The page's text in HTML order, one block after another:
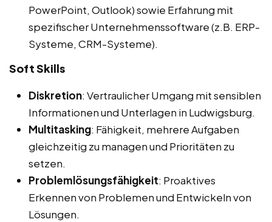
PowerPoint, Outlook) sowie Erfahrung mit
spezifischer Unternehmenssoftware (z.B. ERP-
Systeme, CRM-Systeme).
Soft Skills
Diskretion: Vertraulicher Umgang mit sensiblen
Informationen und Unterlagen in Ludwigsburg.
Multitasking: Fähigkeit, mehrere Aufgaben
gleichzeitig zu managen und Prioritäten zu
setzen.
Problemlösungsfähigkeit: Proaktives
Erkennen von Problemen und Entwickeln von
Lösungen.